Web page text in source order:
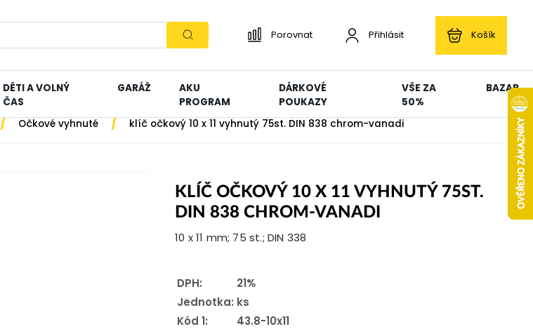
Porovnat Přihlásit Košík
DĚTI A VOLNÝ
ČAS
GARÁŽ
AKU
PROGRAM
DÁRKOVÉ
POUKAZY
VŠE ZA
50%
BAZAR
/ Očkové vyhnuté / klíč očkový 10 x 11 vyhnutý 75st. DIN 838 chrom-vanadi
KLÍČ OČKOVÝ 10 X 11 VYHNUTÝ 75ST.
DIN 838 CHROM-VANADI
10 x 11 mm; 75 st.; DIN 338
DPH:
21%
Jednotka: ks
Kód 1:
43.8-10x11